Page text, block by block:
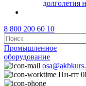
долголетия
8 800 200 60 10
Промышленное
оборудование
Пн-пт